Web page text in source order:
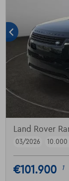
Land Rover
03/2026
10.000
€101.900 1